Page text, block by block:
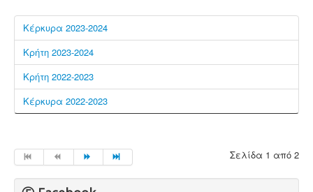
Κέρκυρα 2023-2024
Κρήτη 2023-2024
Κρήτη 2022-2023
Κέρκυρα 2022-2023
Σελίδα 1 από 2